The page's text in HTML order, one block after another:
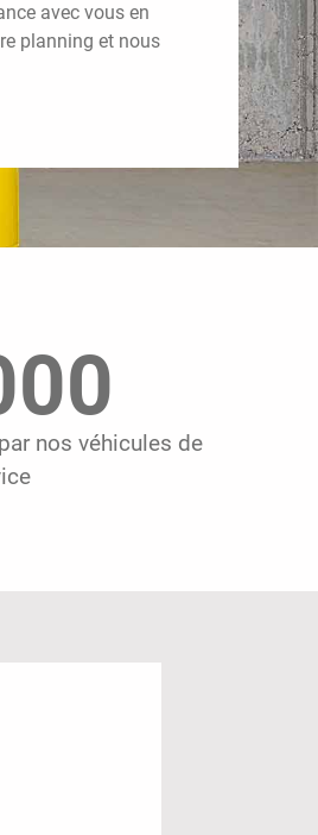
avec vous en
planning et nous
nos véhicules de